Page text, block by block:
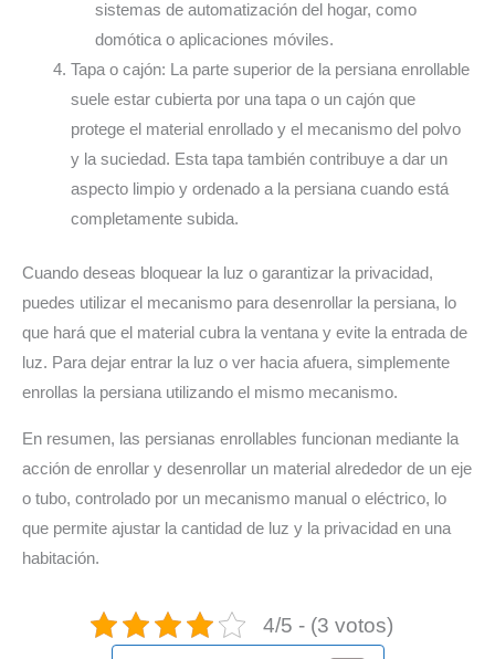
sistemas de automatización del hogar, como
domótica o aplicaciones móviles.
Tapa o cajón: La parte superior de la persiana enrollable
suele estar cubierta por una tapa o un cajón que
protege el material enrollado y el mecanismo del polvo
y la suciedad. Esta tapa también contribuye a dar un
aspecto limpio y ordenado a la persiana cuando está
completamente subida.
Cuando deseas bloquear la luz o garantizar la privacidad,
puedes utilizar el mecanismo para desenrollar la persiana, lo
que hará que el material cubra la ventana y evite la entrada de
luz. Para dejar entrar la luz o ver hacia afuera, simplemente
enrollas la persiana utilizando el mismo mecanismo.
En resumen, las persianas enrollables funcionan mediante la
acción de enrollar y desenrollar un material alrededor de un eje
o tubo, controlado por un mecanismo manual o eléctrico, lo
que permite ajustar la cantidad de luz y la privacidad en una
habitación.
4/5 - (3 votos)